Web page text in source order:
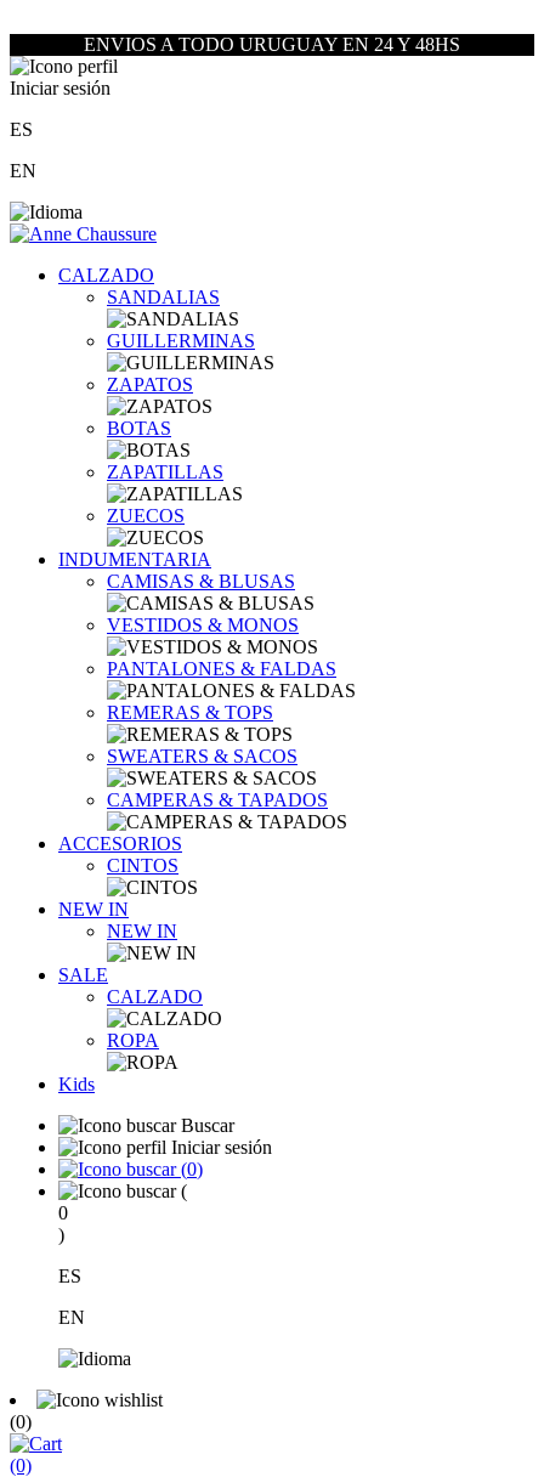
ENVIOS A TODO URUGUAY EN 24 Y 48HS
Iniciar sesión
ES
EN
CALZADO
SANDALIAS
GUILLERMINAS
ZAPATOS
BOTAS
ZAPATILLAS
ZUECOS
INDUMENTARIA
CAMISAS & BLUSAS
VESTIDOS & MONOS
PANTALONES & FALDAS
REMERAS & TOPS
SWEATERS & SACOS
CAMPERAS & TAPADOS
ACCESORIOS
CINTOS
NEW IN
NEW IN
SALE
CALZADO
ROPA
Kids
Buscar
Iniciar sesión
(0)
(
0
)
ES
EN
(0)
(0)